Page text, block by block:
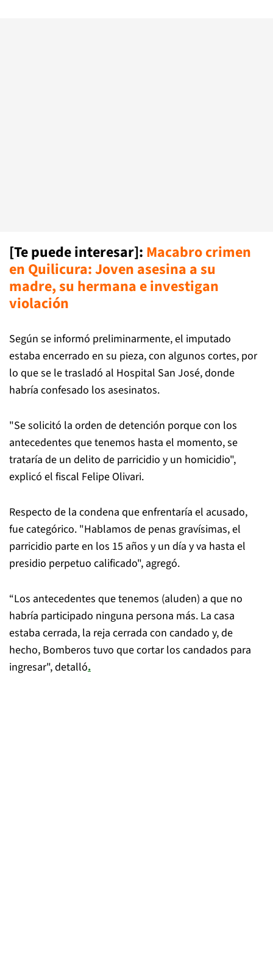
[Te puede interesar]: Macabro crimen
en Quilicura: Joven asesina a su
madre, su hermana e investigan
violación
Según se informó preliminarmente, el imputado
estaba encerrado en su pieza, con algunos cortes, por
lo que se le trasladó al Hospital San José, donde
habría confesado los asesinatos.
"Se solicitó la orden de detención porque con los
antecedentes que tenemos hasta el momento, se
trataría de un delito de parricidio y un homicidio",
explicó el fiscal Felipe Olivari.
Respecto de la condena que enfrentaría el acusado,
fue categórico. "Hablamos de penas gravísimas, el
parricidio parte en los 15 años y un día y va hasta el
presidio perpetuo calificado", agregó.
“Los antecedentes que tenemos (aluden) a que no
habría participado ninguna persona más. La casa
estaba cerrada, la reja cerrada con candado y, de
hecho, Bomberos tuvo que cortar los candados para
ingresar", detalló.